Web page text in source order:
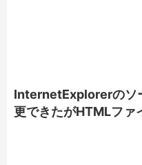
InternetExplorerのソ
更できたがHTMLファ